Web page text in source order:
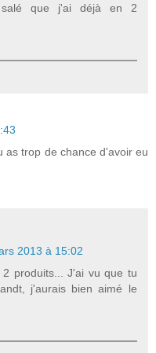
que j'ai déjà en 2
as trop de chance d'avoir eu
2013 à 15:02
produits... J'ai vu que tu
j'aurais bien aimé le